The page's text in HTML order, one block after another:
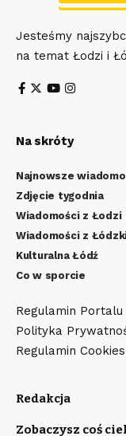
Jesteśmy
na temat Łodzi i
Na skróty
Najnowsze
Zdjęcie tygodnia
Wiadomości z Łodzi
Wiadomości z
Kulturalna Łódź
Co w sporcie
Regulamin Portalu
Polityka
Regulamin Cookies
Redakcja
Zobaczysz coś